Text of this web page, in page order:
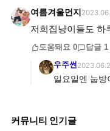
여름겨울먼지
저희집냥이들도 하
도움돼요 0 답글 1
우주썬
일요일엔 눕
커뮤니티 인기글